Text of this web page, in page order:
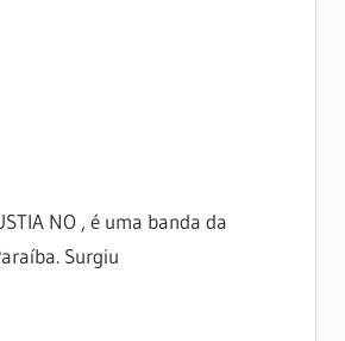
NO , é uma banda da
Surgiu